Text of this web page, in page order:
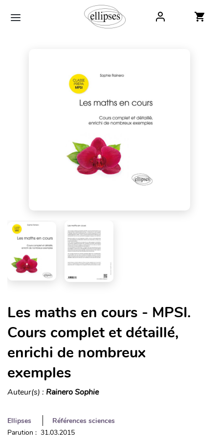
Les maths en cours - MPSI.
Cours complet et détaillé,
enrichi de nombreux
exemples
Auteur(s) : Rainero Sophie
Ellipses
Références sciences
Parution : 31.03.2015